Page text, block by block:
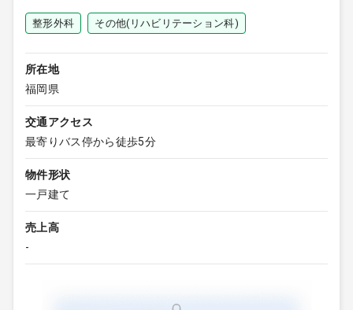
整形外科 その他(リハビリテーション科)
所在地
福岡県
交通アクセス
最寄りバス停から徒歩5分
物件形状
一戸建て
売上高
-